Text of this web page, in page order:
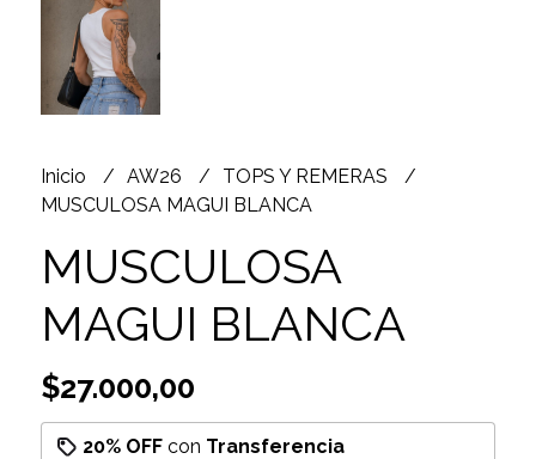
Inicio AW26
TOPS Y REMERAS
MUSCULOSA MAGUI BLANCA
MUSCULOSA
MAGUI BLANCA
$27.000,00
20% OFFcon Transferencia